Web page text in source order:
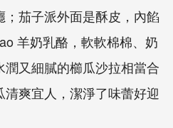
茄子派外面是酥皮，內餡
羊奶乳酪，軟軟棉棉、奶
又細膩的櫛瓜沙拉相當合
爽宜人，潔淨了味蕾好迎